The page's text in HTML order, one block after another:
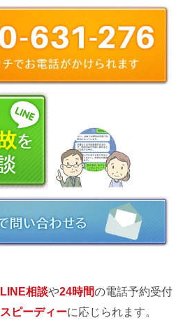
LINE相談や24時間の電話予約受付
スピーディーに応じられます。